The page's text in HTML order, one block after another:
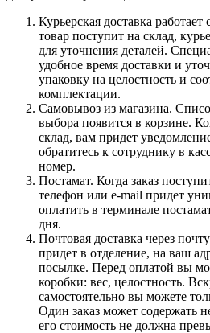
Курьерская доставка
товар поступит на склад,
для уточнения деталей.
удобное время доставки и
упаковку на целостность и
комплектации.
Самовывоз из магазина.
выбора появится в корзине.
склад, вам придет
обратитесь к сотруднику в
номер.
Постамат. Когда заказ
телефон или e-mail придет
оплатить в терминале
дня.
Почтовая доставка через
придет в отделение, на ваш
посылке. Перед оплатой вы
коробки: вес, целостность.
самостоятельно вы можете
Один заказ может содержать
его стоимость не должна